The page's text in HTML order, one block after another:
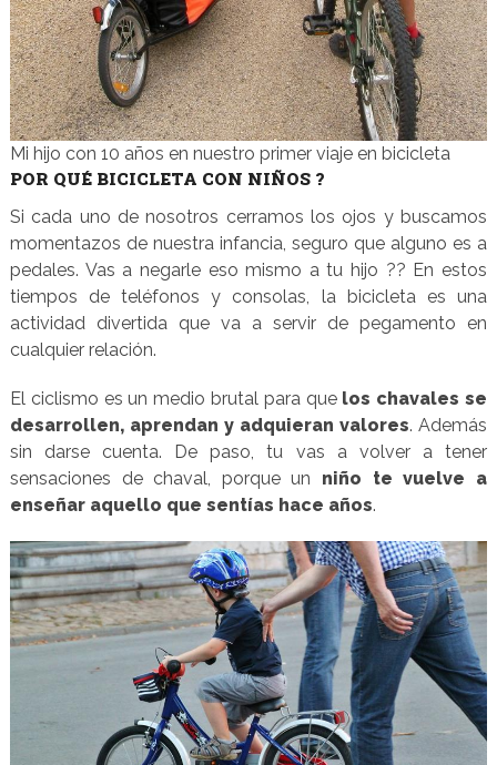
Mi hijo con 10 años en nuestro primer viaje en bicicleta
POR QUÉ BICICLETA CON NIÑOS ?
Si cada uno de nosotros cerramos los ojos y buscamos
momentazos de nuestra infancia, seguro que alguno es a
pedales. Vas a negarle eso mismo a tu hijo ?? En estos
tiempos de teléfonos y consolas, la bicicleta es una
actividad divertida que va a servir de pegamento en
cualquier relación.
El ciclismo es un medio brutal para que los chavales se
desarrollen, aprendan y adquieran valores. Además
sin darse cuenta. De paso, tu vas a volver a tener
sensaciones de chaval, porque un niño te vuelve a
enseñar aquello que sentías hace años.